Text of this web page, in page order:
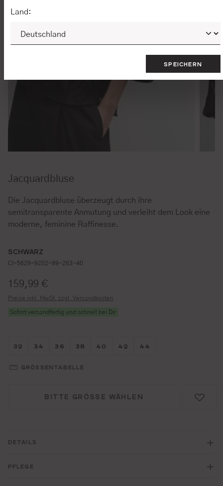
Jacquardbluse
Die Jacquardbluse überzeugt durch ihre
semitransparente Anmutung und verleiht dem Look eine
moderne, feminine Raffinesse.
SCHWARZ
CI-5629-9202-99-263-40
Regulärer Preis:
159,99 €
Preise inkl. MwSt. zzgl. Versandkosten
Sofort versandfertig und schnell bei Dir
Größe wählen
32 Größe wählen
34 Größe wählen
36 Größe wählen
38 Größe wählen
40 Größe wählen
42 Größe wählen
44
GRÖSSENTABELLE
BITTE GRÖSSE WÄHLEN
DETAILS
PFLEGE
Land:
SPEICHERN